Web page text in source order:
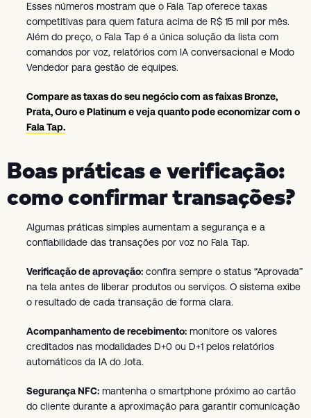
Esses números mostram que o Fala Tap oferece taxas
competitivas para quem fatura acima de R$ 15 mil por mês.
Além do preço, o Fala Tap é a única solução da lista com
comandos por voz, relatórios com IA conversacional e Modo
Vendedor para gestão de equipes.
Compare as taxas do seu negócio com as faixas Bronze,
Prata, Ouro e Platinum e veja quanto pode economizar com o
Fala Tap.
Boas práticas e verificação:
como confirmar transações?
Algumas práticas simples aumentam a segurança e a
confiabilidade das transações por voz no Fala Tap.
Verificação de aprovação: confira sempre o status “Aprovada”
na tela antes de liberar produtos ou serviços. O sistema exibe
o resultado de cada transação de forma clara.
Acompanhamento de recebimento: monitore os valores
creditados nas modalidades D+0 ou D+1 pelos relatórios
automáticos da IA do Jota.
Segurança NFC: mantenha o smartphone próximo ao cartão
do cliente durante a aproximação para garantir comunicação